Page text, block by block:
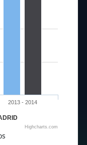
2013 - 2014
Highcharts.com